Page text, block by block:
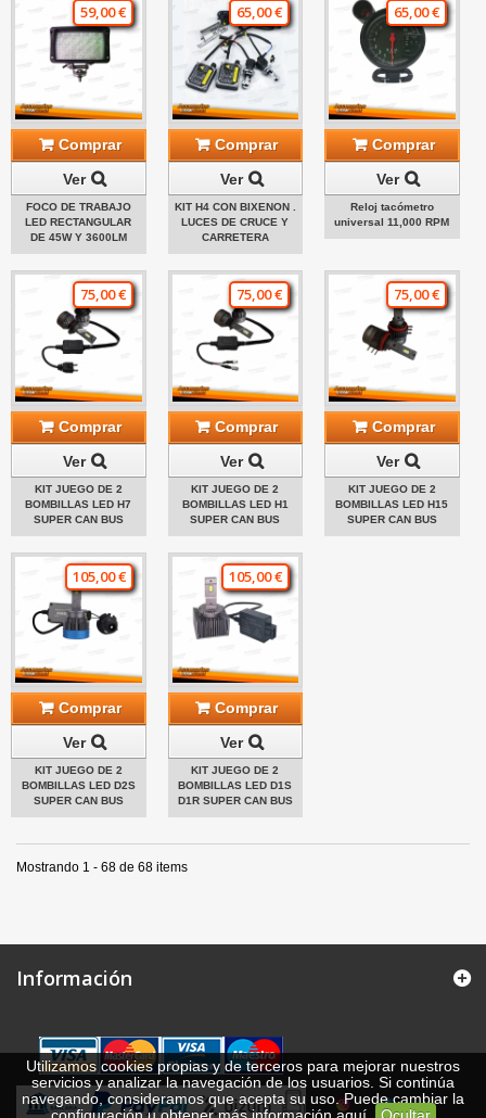
59,00 €
Comprar
Ver
FOCO DE TRABAJO
LED RECTANGULAR
DE 45W Y 3600LM
65,00 €
Comprar
Ver
KIT H4 CON BIXENON .
LUCES DE CRUCE Y
CARRETERA
65,00 €
Comprar
Ver
Reloj tacómetro
universal 11,000 RPM
75,00 €
Comprar
Ver
KIT JUEGO DE 2
BOMBILLAS LED H7
SUPER CAN BUS
75,00 €
Comprar
Ver
KIT JUEGO DE 2
BOMBILLAS LED H1
SUPER CAN BUS
75,00 €
Comprar
Ver
KIT JUEGO DE 2
BOMBILLAS LED H15
SUPER CAN BUS
105,00 €
Comprar
Ver
KIT JUEGO DE 2
BOMBILLAS LED D2S
SUPER CAN BUS
105,00 €
Comprar
Ver
KIT JUEGO DE 2
BOMBILLAS LED D1S
D1R SUPER CAN BUS
Mostrando 1 - 68 de 68 items
Información
Utilizamos cookies propias y de terceros para mejorar nuestros
servicios y analizar la navegación de los usuarios. Si continúa
navegando, consideramos que acepta su uso. Puede cambiar la